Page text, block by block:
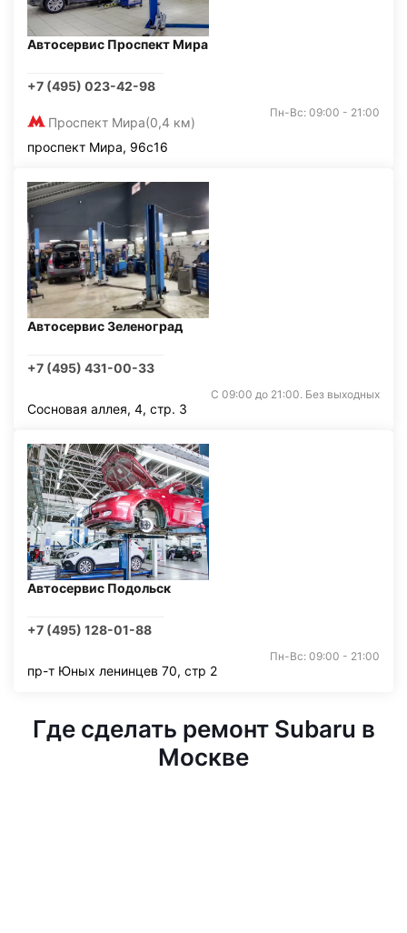
Автосервис Проспект Мира
+7 (495) 023-42-98
Проспект Мира(0,4 км)
Пн-Вс: 09:00 - 21:00
проспект Мира, 96с16
Автосервис Зеленоград
+7 (495) 431-00-33
С 09:00 до 21:00. Без выходных
Сосновая аллея, 4, стр. 3
Автосервис Подольск
+7 (495) 128-01-88
Пн-Вс: 09:00 - 21:00
пр-т Юных ленинцев 70, стр 2
Где сделать ремонт Subaru в
Москве